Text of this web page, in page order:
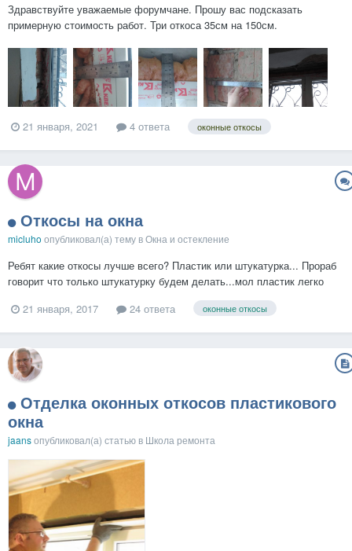
Здравствуйте уважаемые форумчане. Прошу вас подсказать
примерную стоимость работ. Три откоса 35см на 150см.
21 января, 2021 4 ответа оконные откосы
Откосы на окна
micluho опубликовал(а) тему вОкна и остекление
Ребят какие откосы лучше всего? Пластик или штукатурка... Прораб
говорит что только штукатурку будем делать...мол пластик легко
21 января, 2017 24 ответа оконные откосы
Отделка оконных откосов пластикового
окна
jaansопубликовал(а) статью в Школа ремонта